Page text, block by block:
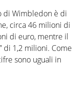
di Wimbledon è di
circa 46 milioni di
di euro, mentre il
di 1,2 milioni. Come
sono uguali in